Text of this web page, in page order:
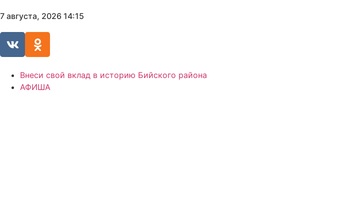
7 августа, 2026 14:15
Внеси свой вклад в историю Бийского района
АФИША